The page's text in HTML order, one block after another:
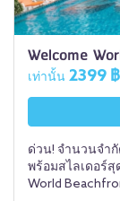
Welcome
เท่านั้น 2399 ฿
ด่วน! จำนวนจำ
พร้อมสไลเดอร์
World